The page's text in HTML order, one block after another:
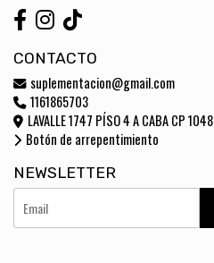
CONTACTO
suplementacion@gmail.com
1161865703
LAVALLE 1747 PÍSO 4 A CABA CP 1048
Botón de arrepentimiento
NEWSLETTER